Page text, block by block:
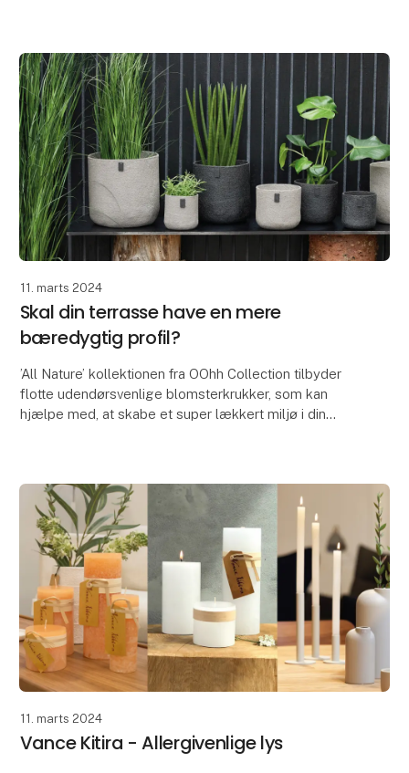
11. marts 2024
Skal din terrasse have en mere
bæredygtig profil?
’All Nature’ kollektionen fra OOhh Collection tilbyder
flotte udendørsvenlige blomsterkrukker, som kan
hjælpe med, at skabe et super lækkert miljø i din
11. marts 2024
Vance Kitira - Allergivenlige lys